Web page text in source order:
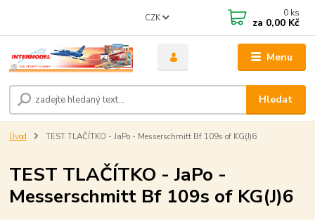
Menu
CZK
Hledat
0 ks
za 0,00 Kč
Úvod TEST TLAČÍTKO - JaPo - Messerschmitt Bf 109s of KG(J)6
TEST TLAČÍTKO - JaPo -
Messerschmitt Bf 109s of KG(J)6